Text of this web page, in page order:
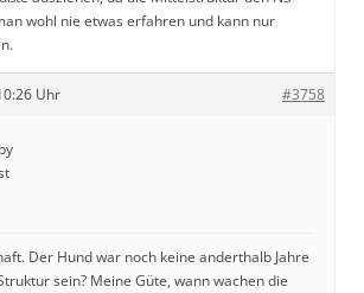
wohl nie etwas erfahren und kann nur
Uhr #3758
Der Hund war noch keine anderthalb Jahre
sein? Meine Güte, wann wachen die